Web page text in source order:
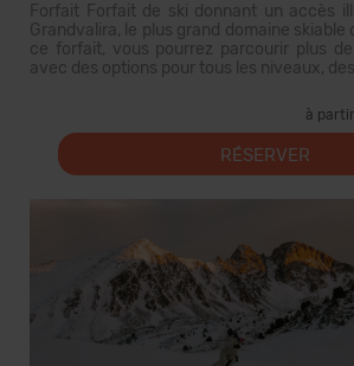
Forfait Forfait de ski donnant un accès
Grandvalira, le plus grand domaine skiable
ce forfait, vous pourrez parcourir plus
avec des options pour tous les niveaux,
à
RÉSERVER